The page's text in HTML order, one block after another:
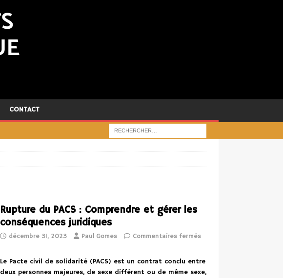
CONTACT
Rupture du PACS : Comprendre et gérer les
conséquences juridiques
décembre 31, 2023 Paul Gomes Commentaires fermés
Le Pacte civil de solidarité (PACS) est un contrat conclu entre
deux personnes majeures, de sexe différent ou de même sexe,